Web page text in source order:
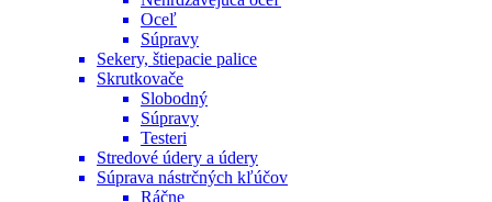
Oceľ
Súpravy
Sekery, štiepacie palice
Skrutkovače
Slobodný
Súpravy
Testeri
Stredové údery a údery
Súprava nástrčných kľúčov
Ráčne